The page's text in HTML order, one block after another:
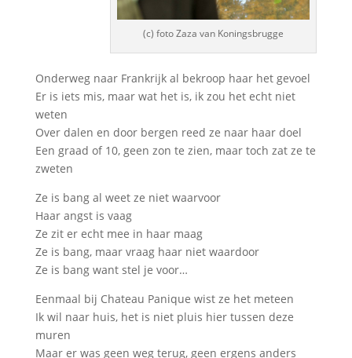
(c) foto Zaza van Koningsbrugge
Onderweg naar Frankrijk al bekroop haar het gevoel
Er is iets mis, maar wat het is, ik zou het echt niet
weten
Over dalen en door bergen reed ze naar haar doel
Een graad of 10, geen zon te zien, maar toch zat ze te
zweten
Ze is bang al weet ze niet waarvoor
Haar angst is vaag
Ze zit er echt mee in haar maag
Ze is bang, maar vraag haar niet waardoor
Ze is bang want stel je voor…
Eenmaal bij Chateau Panique wist ze het meteen
Ik wil naar huis, het is niet pluis hier tussen deze
muren
Maar er was geen weg terug, geen ergens anders